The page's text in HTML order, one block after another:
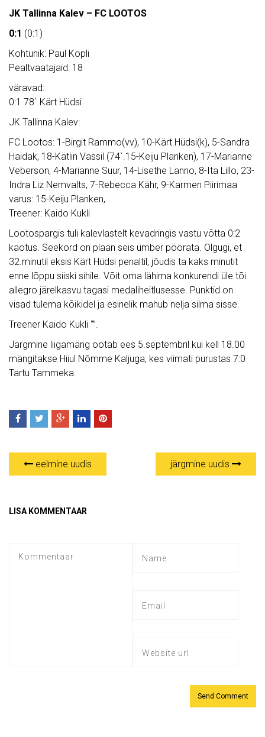
JK Tallinna Kalev – FC LOOTOS
0:1 (0:1)
Kohtunik: Paul Kopli
Pealtvaatajaid: 18
väravad:
0:1 78`.Kärt Hüdsi
JK Tallinna Kalev:
FC Lootos: 1-Birgit Rammo(vv), 10-Kärt Hüdsi(k), 5-Sandra
Haidak, 18-Kätlin Vassil (74`.15-Keiju Planken), 17-Marianne
Veberson, 4-Marianne Suur, 14-Lisethe Lanno, 8-Ita Lillo, 23-
Indra Liz Nemvalts, 7-Rebecca Kähr, 9-Karmen Piirimaa
varus: 15-Keiju Planken,
Treener: Kaido Kukli
Lootospargis tuli kalevlastelt kevadringis vastu võtta 0:2
kaotus. Seekord on plaan seis ümber pöörata. Olgugi, et
32.minutil eksis Kärt Hüdsi penaltil, jõudis ta kaks minutit
enne lõppu siiski sihile. Võit oma lähima konkurendi üle tõi
allegro järelkasvu tagasi medaliheitlusesse. Punktid on
visad tulema kõikidel ja esinelik mahub nelja silma sisse.
Treener Kaido Kukli “”.
Järgmine liigamäng ootab ees 5.septembril kui kell 18.00
mängitakse Hiiul Nõmme Kaljuga, kes viimati purustas 7:0
Tartu Tammeka.
eelmine uudis järgmine uudis
LISA KOMMENTAAR